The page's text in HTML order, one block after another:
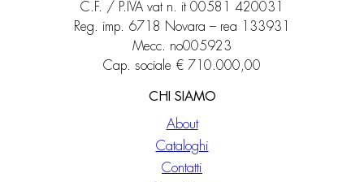
C.F. / P.IVA vat n. it 00581 420031
Reg. imp. 6718 Novara – rea 133931
Mecc. no005923
Cap. sociale € 710.000,00
CHI SIAMO
About
Cataloghi
Contatti